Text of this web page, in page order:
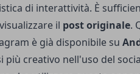
di interattività. È
il post originale.
è già disponibile su
più creativo nell'uso del